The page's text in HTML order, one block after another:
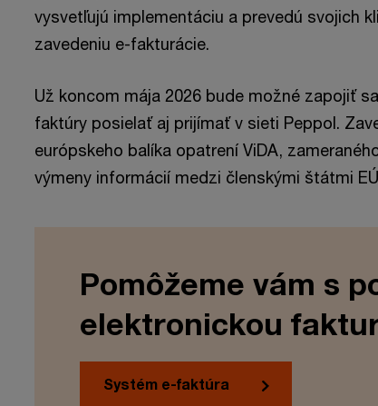
vysvetľujú implementáciu a prevedú svojich
zavedeniu e-fakturácie.
Už koncom mája 2026 bude možné zapojiť
faktúry posielať aj prijímať v sieti Peppol.
európskeho balíka opatrení ViDA,
výmeny informácií medzi členskými štátmi
Pomôžeme vám s
elektronickou
Systém e-faktúra